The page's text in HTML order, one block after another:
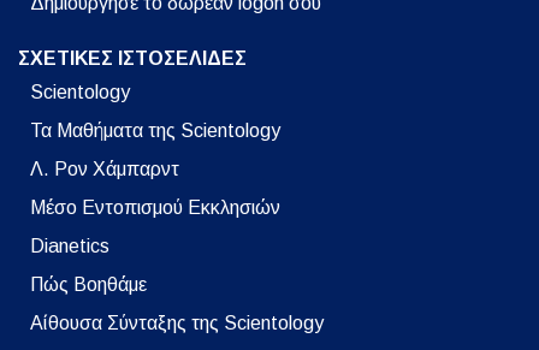
ΣΧΕΤΙΚΕΣ ΙΣΤΟΣΕΛΙΔΕΣ
Scientology
Τα Μαθήματα της Scientology
Λ. Ρον Χάμπαρντ
Μέσο Εντοπισμού Εκκλησιών
Dianetics
Πώς Βοηθάμε
Αίθουσα Σύνταξης της Scientology